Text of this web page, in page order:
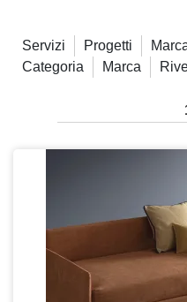
Servizi Progetti
Categoria
Marca